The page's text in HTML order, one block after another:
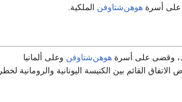
على أسرة هوهن‌شتاوفن الملكية.
وقضى على أسرة هوهن‌شتاوفن وعلى ألمانيا
القائم بين الكنيسة اليونانية والرومانية لخطر